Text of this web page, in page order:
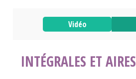
Vidéo
INTÉGRALES ET AIRES